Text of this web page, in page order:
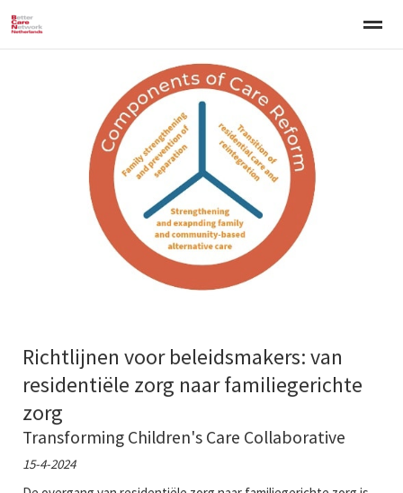
Over BCNN Werken met kinderen
Nieuws Agenda E-mail
Richtlijnen voor beleidsmakers: van
residentiële zorg naar familiegerichte
zorg
Transforming Children's Care Collaborative
15-4-2024